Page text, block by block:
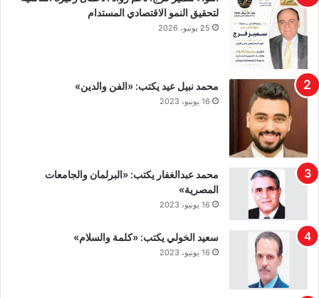
لتحقيق النمو الاقتصادي المستدام
25 يونيو، 2026
محمد نبيل عيد يكتب: «الفن والدين»
16 يونيو، 2023
محمد عبدالغفار يكتب: «البرلمان والجامعات
المصرية»
16 يونيو، 2023
سعيد الخولي يكتب: «كلمة والسلام»
16 يونيو، 2023